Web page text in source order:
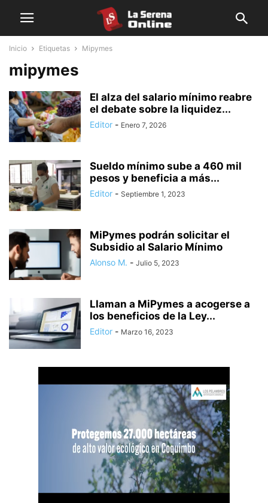
Inicio Etiquetas Mipymes
mipymes
El alza del salario mínimo reabre
el debate sobre la liquidez...
Editor - Enero 7, 2026
Sueldo mínimo sube a 460 mil
pesos y beneficia a más...
Editor - Septiembre 1, 2023
MiPymes podrán solicitar el
Subsidio al Salario Mínimo
Alonso M. - Julio 5, 2023
Llaman a MiPymes a acogerse a
los beneficios de la Ley...
Editor - Marzo 16, 2023